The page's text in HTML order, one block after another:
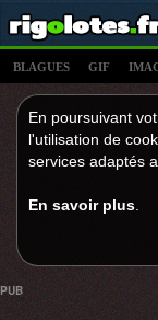
BLAGUES GIF
En poursuivant
l'utilisation de
services adaptés
En savoir plus
PUB